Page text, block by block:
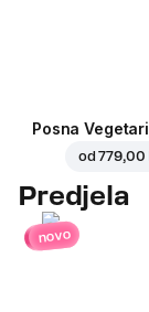
Posna
od779,00
Predjela
novo